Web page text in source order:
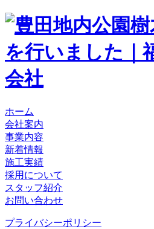
ホーム
会社案内
事業内容
新着情報
施工実績
採用について
スタッフ紹介
お問い合わせ
プライバシーポリシー